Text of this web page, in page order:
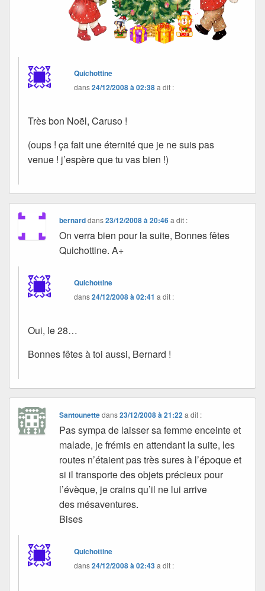
Quichottine
dans24/12/2008 à 02:38a dit :
Très bon Noël, Caruso !
(oups ! ça fait une éternité que je ne suis pas
venue ! j’espère que tu vas bien !)
bernarddans23/12/2008 à 20:46 a dit :
On verra bien pour la suite, Bonnes fêtes
Quichottine. A+
Quichottine
dans24/12/2008 à 02:41 a dit :
Oui, le 28…
Bonnes fêtes à toi aussi, Bernard !
Santounettedans23/12/2008 à 21:22 a dit :
Pas sympa de laisser sa femme enceinte et
malade, je frémis en attendant la suite, les
routes n’étaient pas très sures à l’époque et
si il transporte des objets précieux pour
l’évèque, je crains qu’il ne lui arrive
des mésaventures.
Bises
Quichottine
dans24/12/2008 à 02:43a dit :